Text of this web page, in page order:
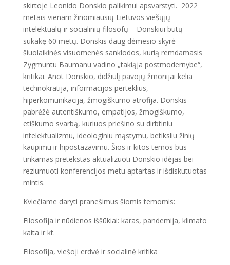
skirtoje Leonido Donskio palikimui apsvarstyti. 2022
metais vienam žinomiausių Lietuvos viešųjų
intelektualų ir socialinių filosofų – Donskiui būtų
sukakę 60 metų. Donskis daug dėmesio skyrė
šiuolaikinės visuomenės sanklodos, kurią remdamasis
Zygmuntu Baumanu vadino „takiąja postmodernybe“,
kritikai. Anot Donskio, didžiulį pavojų žmonijai kelia
technokratija, informacijos perteklius,
hiperkomunikacija, žmogiškumo atrofija. Donskis
pabrėžė autentiškumo, empatijos, žmogiškumo,
etiškumo svarbą, kuriuos priešino su dirbtiniu
intelektualizmu, ideologiniu mąstymu, betiksliu žinių
kaupimu ir hipostazavimu. Šios ir kitos temos bus
tinkamas pretekstas aktualizuoti Donskio idėjas bei
reziumuoti konferencijos metu aptartas ir išdiskutuotas
mintis.
Kviečiame daryti pranešimus šiomis temomis:
Filosofija ir nūdienos iššūkiai: karas, pandemija, klimato
kaita ir kt.
Filosofija, viešoji erdvė ir socialinė kritika